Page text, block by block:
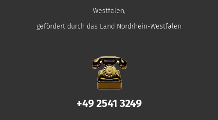
Westfalen,
gefördert durch das Land Nordrhein-Westfalen
+49 2541 3249